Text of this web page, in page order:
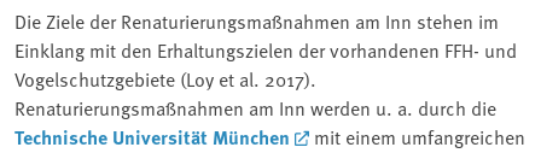
Die Ziele der Renaturierungsmaßnahmen am Inn stehen im
Einklang mit den Erhaltungszielen der vorhandenen FFH- und
Vogelschutzgebiete (Loy et al. 2017).
Renaturierungsmaßnahmen am Inn werden u. a. durch die
Technische Universität München
mit einem umfangreichen